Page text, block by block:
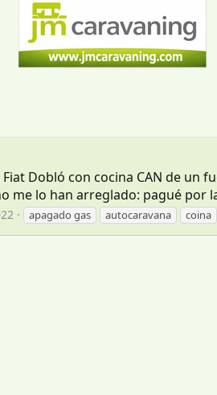
Dobló con cocina CAN de un
me lo han arreglado: pagué por
apagado gas autocaravana coina